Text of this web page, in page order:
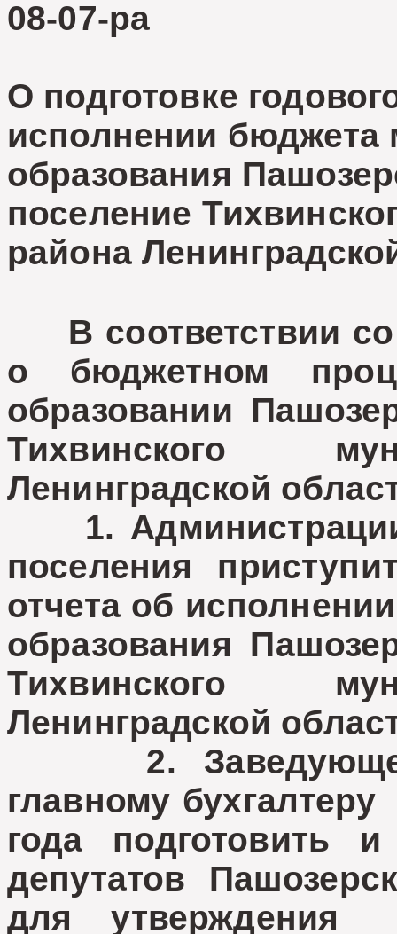
08-07-ра
О подготовке
исполнении бюджета
образования
поселение
района
В соответствии со
о бюджетном
образовании
Тихвинского
Ленинградской
1. Администрации
поселения
отчета об
образования
Тихвинского
Ленинградской
2. Заведующей
главному
года подготовить
депутатов
для утверждения